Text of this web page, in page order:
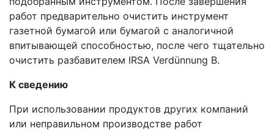
работ предварительно очистить инструмент
газетной бумагой или бумагой с аналогичной
впитывающей способностью, после чего тщательно
очистить разбавителем IRSA Verdünnung B.
К сведению
При использовании продуктов других компаний
или неправильном производстве работ